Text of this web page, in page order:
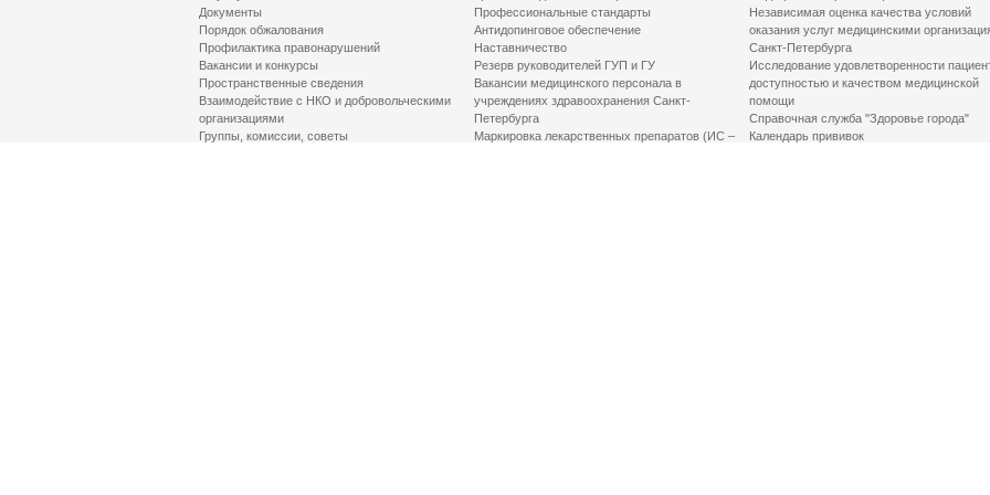
Документы
Порядок обжалования
Профилактика правонарушений
Вакансии и конкурсы
Пространственные сведения
Взаимодействие с НКО и добровольческими
организациями
Группы, комиссии, советы
Профессиональные стандарты
Антидопинговое обеспечение
Наставничество
Резерв руководителей ГУП и ГУ
Вакансии медицинского персонала в
учреждениях здравоохранения Санкт-
Петербурга
Маркировка лекарственных препаратов (ИС –
Независимая оценка качества условий
оказания услуг медицинскими
Санкт-Петербурга
Исследование удовлетворенности
доступностью и качеством медицинской
помощи
Справочная служба "Здоровье города"
Календарь прививок